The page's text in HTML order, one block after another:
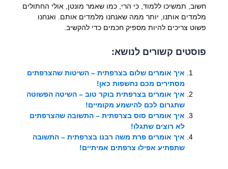
חשוב, תמשיכו ללמוד, כי הרי, כמו שאמר מונטן, אולי החתולים
מלמדים אותנו, יותר ממה שאנחנו מלמדים אותם. ואנחנו
פשוט צריכים להיות מספיק חכמים כדי להקשיב.
פוסטים קשורים לנושא:
איך אומרים שלום בצרפתית – השיטות שהצרפתים
מסתירים מכם נחשפות כאן!
איך אומרים בצרפתית בוקר טוב – השיטה הפשוטה
שתגרום לכם להישמע מקומיים!
איך אומרים סוס בצרפתית – התשובה שהצרפתים
לא רוצים שתגלו!
איך אומרים פרת משה רבנו בצרפתית – התשובה
שתפתיע אפילו צרפתים אמיתיים!